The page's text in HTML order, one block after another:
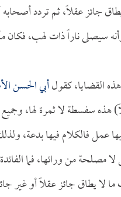
جائز عقلاً، ثم تردد
وأنه سيصلى ناراً ذات لهب،
القضايا، كقولأبي الحسن
سفسطة لا ثمرة لها، وجميع
عمل فالكلام فيها بدعة،
مصلحة من ورائها، فما
لا يطاق جائز عقلاً أو غير